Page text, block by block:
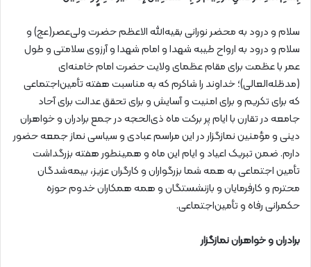
سلام و درود به محضر نورانی بقیه‌الله الاعظم حضرت ولی‌عصر(عج) و
سلام و درود به ارواح طیبه شهدا و امام شهدا و آرزوی سلامتی و طول
عمر با عظمت برای مقام عظمای ولایت حضرت امام خامنه‌ای
(مدظله‌العالی)؛ خداوند را شاکرم که به مناسبت هفته تأمین‌اجتماعی
که برای تکریم و برای امنیت و آسایش و برای تحقق عدالت برای آحاد
جامعه در تقارن با ایام پر برکت ماه ذی‌الحجه در جمع برادران و خواهران
دینی و مؤمنین نمازگزار در این مراسم عبادی و سیاسی نماز جمعه حضور
دارم. ضمن تبریک اعیاد و ایام این ماه و همینطور هفته بزرگداشت
تأمین اجتماعی به همه شما بزرگواران و کارگران عزیز، بیمه‌شدگان
محترم و کارفرمایان و بازنشستگان و همه همکاران خدوم حوزه
حکمرانی رفاه و تأمین‌اجتماعی.
برادران و خواهران نمازگزار